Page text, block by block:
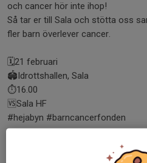
och cancer hör inte ihop!
Så tar er till Sala och stötta oss
fler barn överlever cancer.
🗓️21 februari
🏟️Idrottshallen, Sala
⏱️16.00
🆚Sala HF
#hejabyn #barncancerfonden